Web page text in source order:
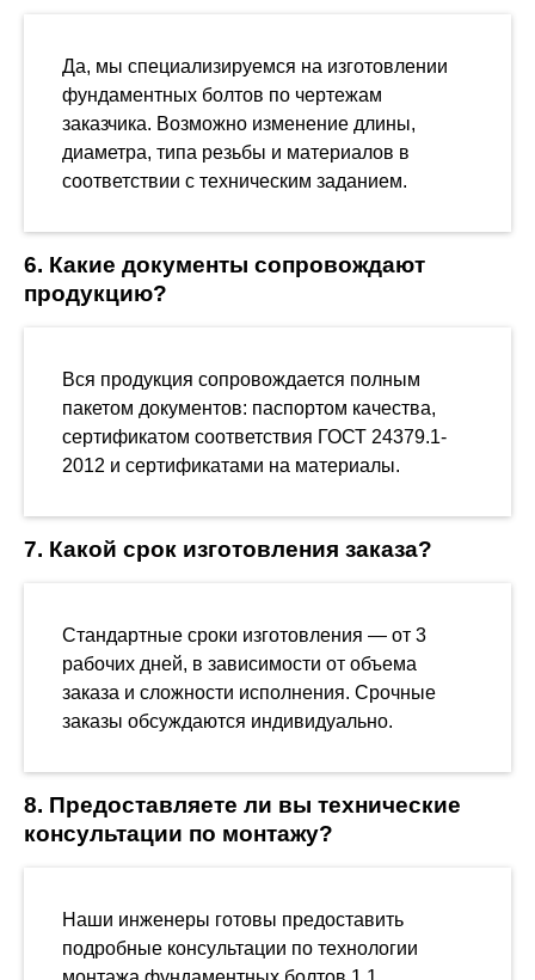
Да, мы специализируемся на изготовлении
фундаментных болтов по чертежам
заказчика. Возможно изменение длины,
диаметра, типа резьбы и материалов в
соответствии с техническим заданием.
6. Какие документы сопровождают
продукцию?
Вся продукция сопровождается полным
пакетом документов: паспортом качества,
сертификатом соответствия ГОСТ 24379.1-
2012 и сертификатами на материалы.
7. Какой срок изготовления заказа?
Стандартные сроки изготовления — от 3
рабочих дней, в зависимости от объема
заказа и сложности исполнения. Срочные
заказы обсуждаются индивидуально.
8. Предоставляете ли вы технические
консультации по монтажу?
Наши инженеры готовы предоставить
подробные консультации по технологии